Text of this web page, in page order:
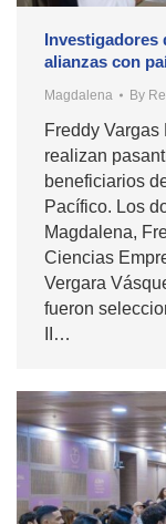
Investigadores
alianzas con
Magdalena By
Freddy
realizan
beneficiarios
Pacífico. Los
Magdalena,
Ciencias
Vergara
fueron
II…